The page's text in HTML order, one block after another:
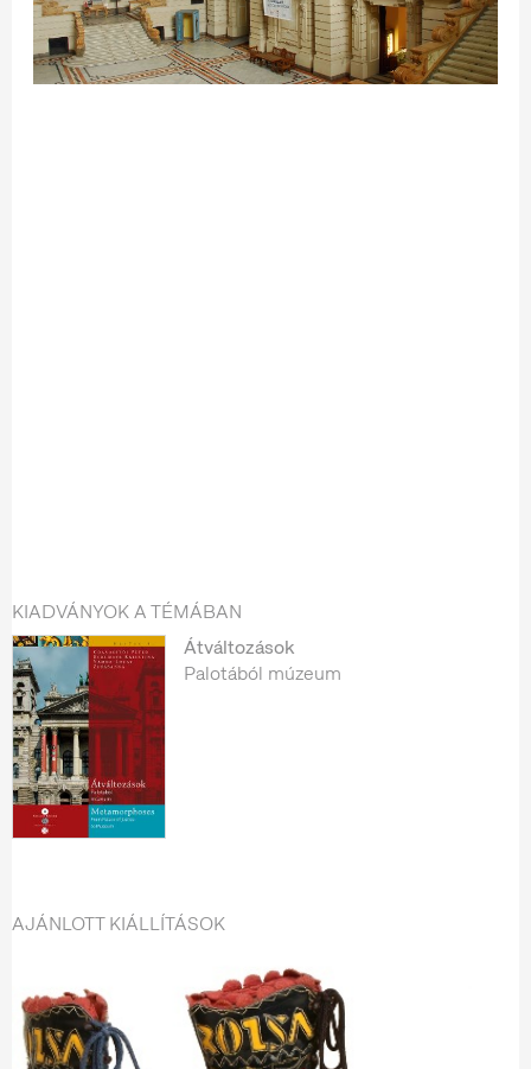
KIADVÁNYOK A TÉMÁBAN
Átváltozások
Palotából múzeum
AJÁNLOTT KIÁLLÍTÁSOK